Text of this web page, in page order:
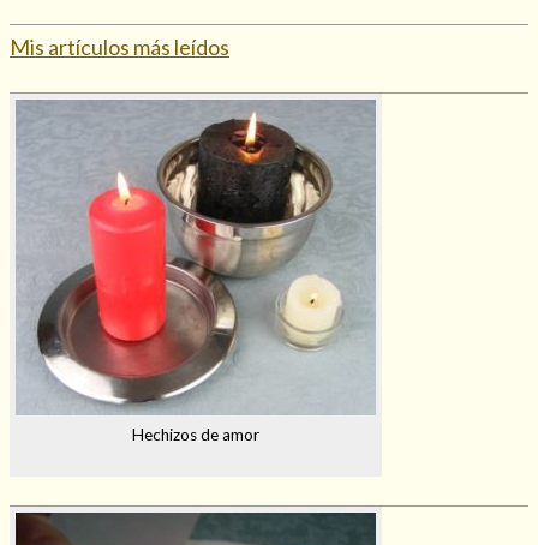
Mis artículos más leídos
Hechizos de amor